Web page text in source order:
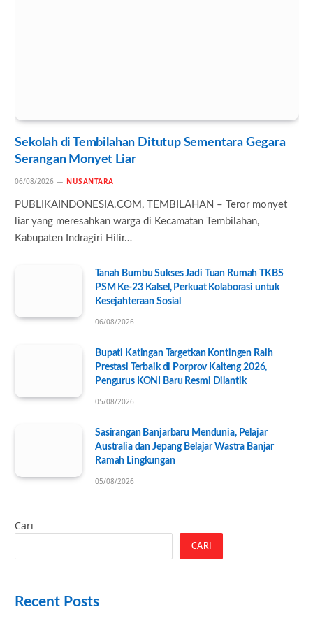
Sekolah di Tembilahan Ditutup Sementara Gegara
Serangan Monyet Liar
06/08/2026 NUSANTARA
PUBLIKAINDONESIA.COM, TEMBILAHAN – Teror monyet
liar yang meresahkan warga di Kecamatan Tembilahan,
Kabupaten Indragiri Hilir…
Tanah Bumbu Sukses Jadi Tuan Rumah TKBS
PSM Ke-23 Kalsel, Perkuat Kolaborasi untuk
Kesejahteraan Sosial
06/08/2026
Bupati Katingan Targetkan Kontingen Raih
Prestasi Terbaik di Porprov Kalteng 2026,
Pengurus KONI Baru Resmi Dilantik
05/08/2026
Sasirangan Banjarbaru Mendunia, Pelajar
Australia dan Jepang Belajar Wastra Banjar
Ramah Lingkungan
05/08/2026
Cari
CARI
Recent Posts